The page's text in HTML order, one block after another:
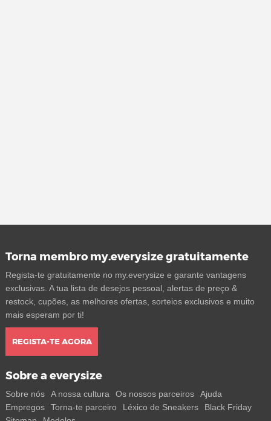
Torna membro my.everysize gratuitamente
Regista-te gratuitamente no my.everysize e garante vantagens
exclusivas. A tua lista de desejos pessoal, alertas de preço &
restock, cupões, as melhores ofertas, sorteios exclusivos e muito
mais esperam por ti!
REGISTA-TE AGORA
Sobre a everysize
Sobre nós A nossa cultura Os nossos parceiros
Ajuda
Empregos
Torna-te parceiro Léxico de Sneakers
Black Friday